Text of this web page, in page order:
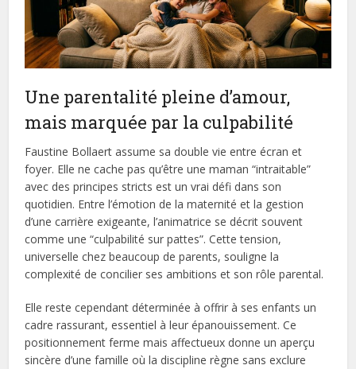
Une parentalité pleine d’amour,
mais marquée par la culpabilité
Faustine Bollaert assume sa double vie entre écran et
foyer. Elle ne cache pas qu’être une maman “intraitable”
avec des principes stricts est un vrai défi dans son
quotidien. Entre l’émotion de la maternité et la gestion
d’une carrière exigeante, l’animatrice se décrit souvent
comme une “culpabilité sur pattes”. Cette tension,
universelle chez beaucoup de parents, souligne la
complexité de concilier ses ambitions et son rôle parental.
Elle reste cependant déterminée à offrir à ses enfants un
cadre rassurant, essentiel à leur épanouissement. Ce
positionnement ferme mais affectueux donne un aperçu
sincère d’une famille où la discipline règne sans exclure